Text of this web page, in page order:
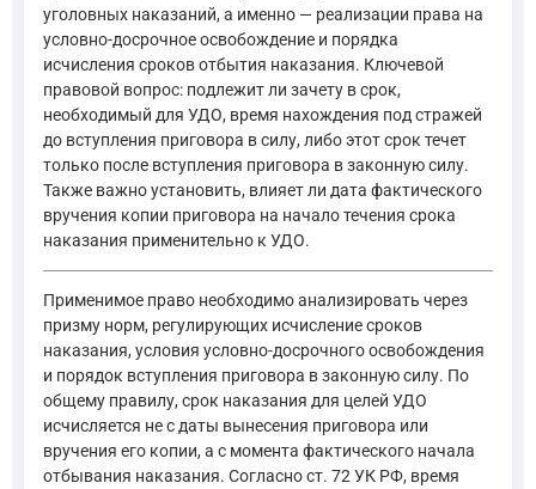
уголовных наказаний, а именно — реализации права на
условно-досрочное освобождение и порядка
исчисления сроков отбытия наказания. Ключевой
правовой вопрос: подлежит ли зачету в срок,
необходимый для УДО, время нахождения под стражей
до вступления приговора в силу, либо этот срок течет
только после вступления приговора в законную силу.
Также важно установить, влияет ли дата фактического
вручения копии приговора на начало течения срока
наказания применительно к УДО.
Применимое право необходимо анализировать через
призму норм, регулирующих исчисление сроков
наказания, условия условно-досрочного освобождения
и порядок вступления приговора в законную силу. По
общему правилу, срок наказания для целей УДО
исчисляется не с даты вынесения приговора или
вручения его копии, а с момента фактического начала
отбывания наказания. Согласно ст. 72 УК РФ, время